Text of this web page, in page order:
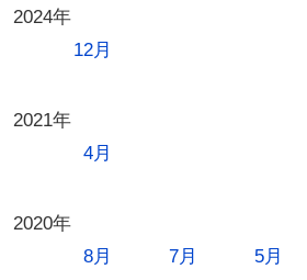
ン
2024年
12月
2021年
4月
2020年
8月
7月 5月